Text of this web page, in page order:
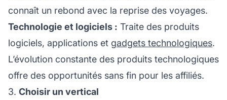
connaît un rebond avec la reprise des voyages.
Technologie et logiciels : Traite des produits
logiciels, applications et gadgets technologiques.
L’évolution constante des produits technologiques
offre des opportunités sans fin pour les affiliés.
3. Choisir un vertical